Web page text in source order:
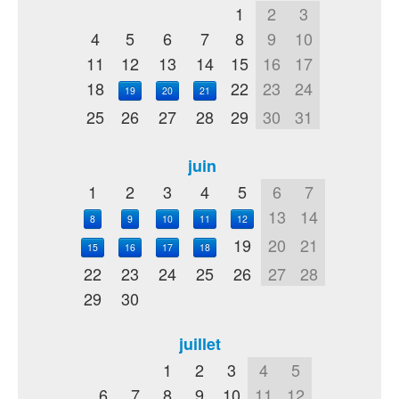
1
2
3
4
5 6 7 8 9
10
11
12 13 14 15 16
17
18
19 20 21 22 23
24
25
26 27 28 29 30 31
juin
1
2 3 4 5 6 7
8 9 10 11 12 13 14
15 16 17 18 19 20
21
22
23 24 25 26 27
28
29
30
juillet
1
2 3 4
5
6
7 8 9 10 11
12